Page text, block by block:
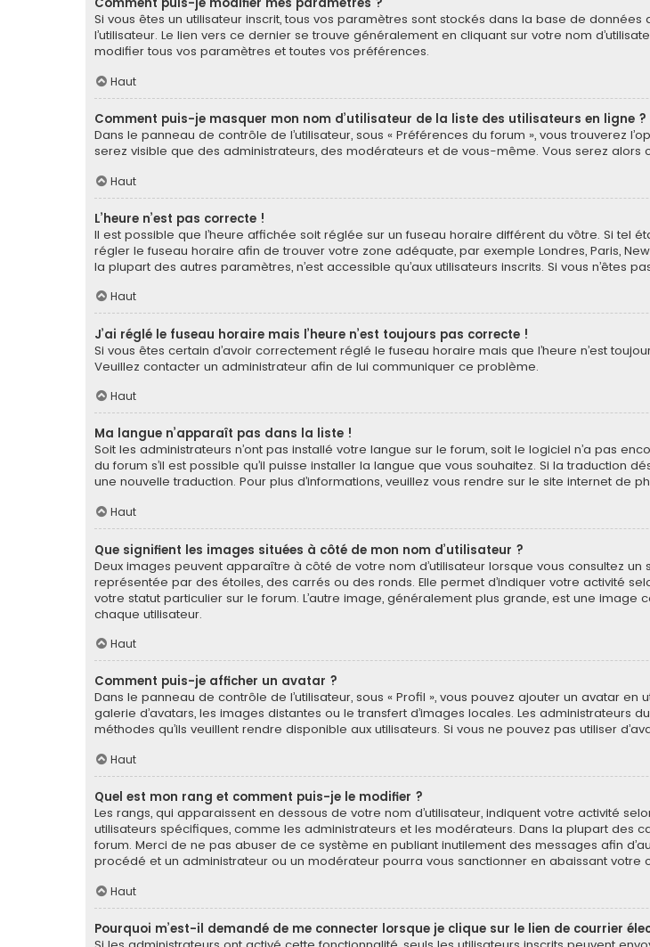
Si vous êtes un utilisateur inscrit, tous vos paramètres sont stockés dans la base de
l’utilisateur. Le lien vers ce dernier se trouve généralement en cliquant sur votre nom
modifier tous vos paramètres et toutes vos préférences.
Haut
Comment puis-je masquer mon nom d’utilisateur de la liste des utilisateurs en ligne ?
Dans le panneau de contrôle de l’utilisateur, sous « Préférences du forum », vous trouverez
serez visible que des administrateurs, des modérateurs et de vous-même. Vous serez alors
Haut
L’heure n’est pas correcte !
Il est possible que l’heure affichée soit réglée sur un fuseau horaire différent du vôtre. Si tel
régler le fuseau horaire afin de trouver votre zone adéquate, par exemple Londres, Paris,
la plupart des autres paramètres, n’est accessible qu’aux utilisateurs inscrits. Si vous n’êtes
Haut
J’ai réglé le fuseau horaire mais l’heure n’est toujours pas correcte !
Si vous êtes certain d’avoir correctement réglé le fuseau horaire mais que l’heure n’est
Veuillez contacter un administrateur afin de lui communiquer ce problème.
Haut
Ma langue n’apparaît pas dans la liste !
Soit les administrateurs n’ont pas installé votre langue sur le forum, soit le logiciel n’a pas
du forum s’il est possible qu’il puisse installer la langue que vous souhaitez. Si la traduction
une nouvelle traduction. Pour plus d’informations, veuillez vous rendre sur le site internet de
Haut
Que signifient les images situées à côté de mon nom d’utilisateur ?
Deux images peuvent apparaître à côté de votre nom d’utilisateur lorsque vous consultez
représentée par des étoiles, des carrés ou des ronds. Elle permet d’indiquer votre activité
votre statut particulier sur le forum. L’autre image, généralement plus grande, est une
chaque utilisateur.
Haut
Comment puis-je afficher un avatar ?
Dans le panneau de contrôle de l’utilisateur, sous « Profil », vous pouvez ajouter un avatar
galerie d’avatars, les images distantes ou le transfert d’images locales. Les administrateurs
méthodes qu’ils veuillent rendre disponible aux utilisateurs. Si vous ne pouvez pas utiliser
Haut
Quel est mon rang et comment puis-je le modifier ?
Les rangs, qui apparaissent en dessous de votre nom d’utilisateur, indiquent votre activité
utilisateurs spécifiques, comme les administrateurs et les modérateurs. Dans la plupart des
forum. Merci de ne pas abuser de ce système en publiant inutilement des messages afin
procédé et un administrateur ou un modérateur pourra vous sanctionner en abaissant votre
Haut
Pourquoi m’est-il demandé de me connecter lorsque je clique sur le lien de courrier